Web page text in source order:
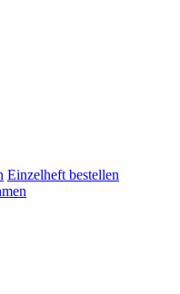
Einzelheft bestellen